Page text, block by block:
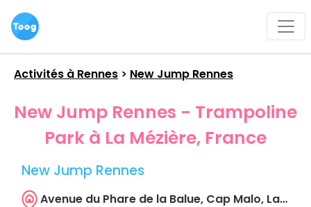
Activités à Rennes > New Jump Rennes
New Jump Rennes - Trampoline
Park à La Mézière, France
New Jump Rennes
Avenue du Phare de la Balue, Cap Malo, La Coudre, Montgerval, La Mézière, Rennes, Ille-et-Vilaine, Bretagne, France métropolitaine, 35520, France